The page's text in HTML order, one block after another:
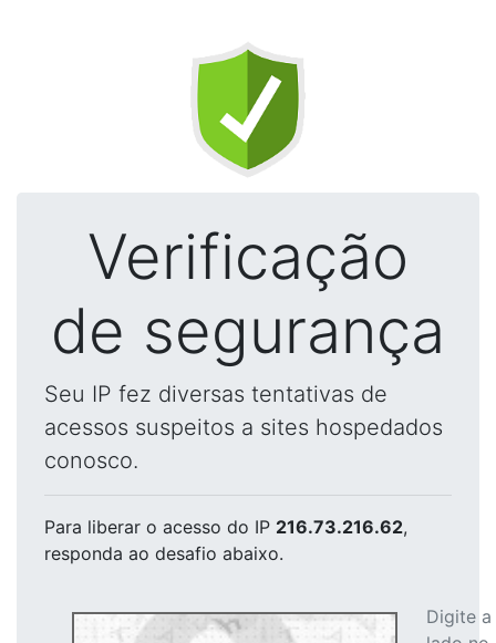
Verificação
de segurança
Seu IP fez diversas tentativas de
acessos suspeitos a sites hospedados
conosco.
Para liberar o acesso do IP 216.73.216.62,
responda ao desafio abaixo.
Digite